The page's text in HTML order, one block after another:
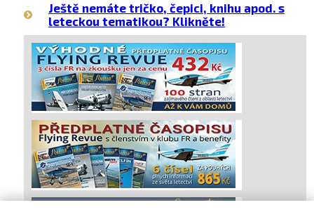
Ještě nemáte tričko, čepici, knihu apod. s
leteckou tematikou? Klikněte!